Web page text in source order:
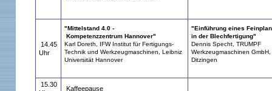
14.45
Uhr
"Mittelstand 4.0 -
Kompetenzzentrum Hannover"
Karl Doreth, IFW Institut für Fertigungs-
Technik und Werkzeugmaschinen, Leibniz
Universität Hannover
"Einführung eines
in der Blechfertigung"
Dennis Specht, TRUMPF
Werkzeugmaschinen GmbH,
Ditzingen
15.30
Kaffeepause